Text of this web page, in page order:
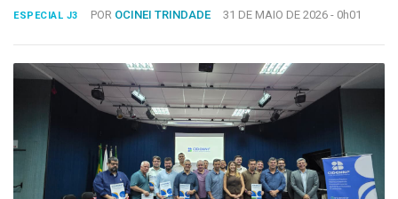
CONOSCO
Copyright
Desenvolvido
por
Tecnologia
ESPECIAL J3 POR OCINEI TRINDADE 31 DE MAIO DE 2026 - 0h01